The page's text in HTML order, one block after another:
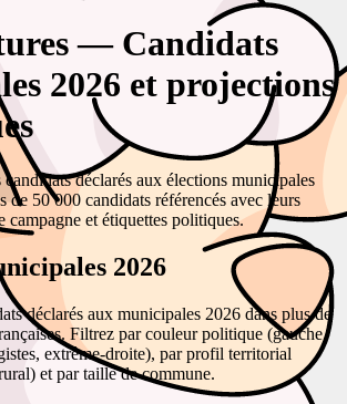
— Candidats
2026 et projections
déclarés aux élections municipales
de 50 000 candidats référencés avec leurs
campagne et étiquettes politiques.
2026
déclarés aux municipales 2026 dans plus de
Filtrez par couleur politique (gauche,
extrême-droite), par profil territorial
et par taille de commune.